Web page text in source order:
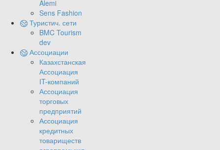
Alemi
Sens Fashion
Туристич. сети
BMC Tourism
dev
Ассоциации
Казахстанская
Ассоциация
IT-компаний
Ассоциация
торговых
предприятий
Ассоциация
кредитных
товариществ